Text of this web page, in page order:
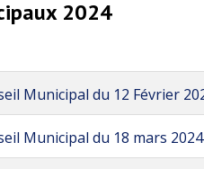
2024
Municipal du 12 Février
Municipal du 18 mars 2024